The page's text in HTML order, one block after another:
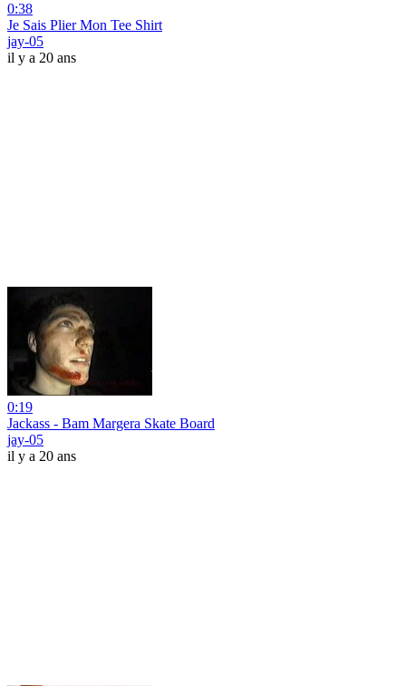
0:38
Je Sais Plier Mon Tee Shirt
jay-05
il y a 20 ans
0:19
Jackass - Bam Margera Skate Board
jay-05
il y a 20 ans